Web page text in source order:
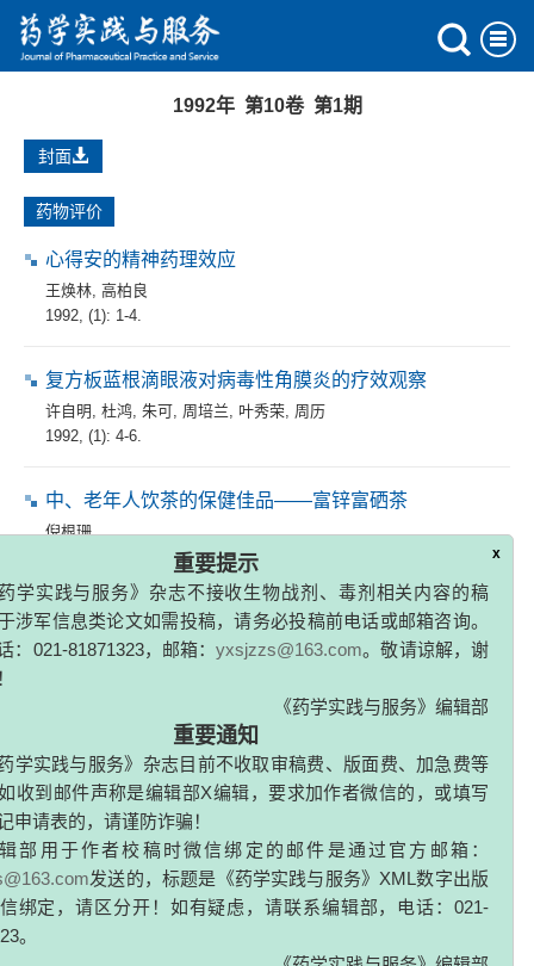
重要提示
学实践与服务》杂志不接收生物战剂、毒剂相关内容的稿
涉军信息类论文如需投稿，请务必投稿前电话或邮箱咨询。
：021-81871323，邮箱：
重要通知
学实践与服务》杂志目前不收取审稿费、版面费、加急费等
收到邮件声称是编辑部X编辑，要求加作者微信的，或填写
申请表的，请谨防诈骗！
部用于作者校稿时微信绑定的邮件是通过官方邮箱：
发送的，标题是《药学实践与服务》XML数字出版
绑定，请区分开！如有疑虑，请联系编辑部，电话：021-
1992年 第10卷 第1期
封面
药物评价
心得安的精神药理效应
王焕林 高柏良
1992, (1): 1-4.
复方板蓝根滴眼液对病毒性角膜炎的疗效观察
许自明 杜鸿 朱可 周培兰 叶秀荣 周历
1992, (1): 4-6.
中、老年人饮茶的保健佳品——富锌富硒茶
倪根珊
茚得卡尼特对左心室功能不全患者的作用
刘晓帆,张紫洞
血管紧张素转换酶抑制剂性咳嗽
姜诞宁,陈金明,张紫洞
1992, (1): 8-9.
喹那普利的血液动力学效应
, 张紫洞
1992, (1): 9-9.